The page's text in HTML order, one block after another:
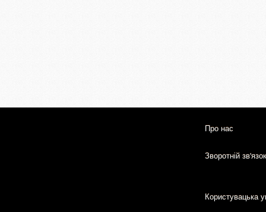
Про нас
Зворотній зв'язок
Користувацька